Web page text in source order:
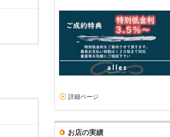
詳細ページ
お店の実績